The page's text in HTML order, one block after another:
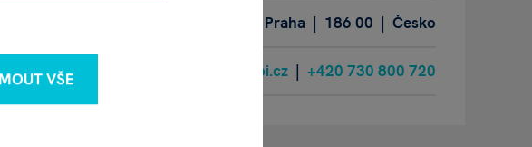
Thámova 289/13, Karlín | Praha | 186 00 | Česko
info@albi.cz | +420 730 800 720
VŠE